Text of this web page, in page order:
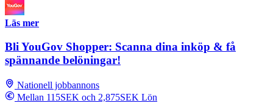
Läs mer
Bli YouGov Shopper: Scanna dina inköp & få
spännande belöningar!
Nationell jobbannons
Mellan 115SEK och 2,875SEK Lön